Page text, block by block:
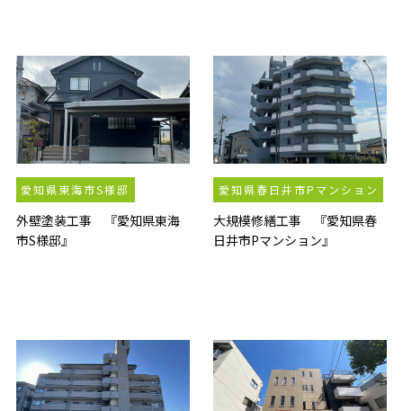
愛知県東海市S様邸
外壁塗装工事 『愛知県東海
市S様邸』
愛知県春日井市Pマンション
大規模修繕工事 『愛知県春
日井市Pマンション』